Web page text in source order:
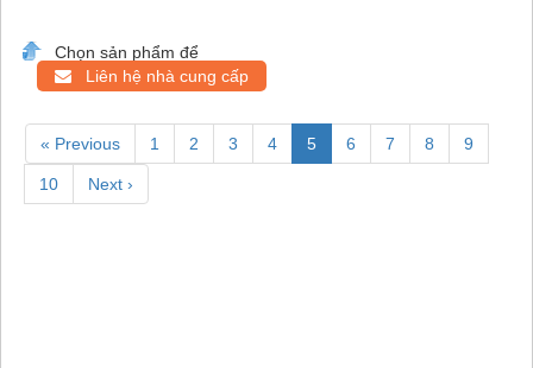
Chọn sản phẩm để
Liên hệ nhà cung cấp
« Previous 1 2 3 4 5 6 7 8 9
10 Next ›